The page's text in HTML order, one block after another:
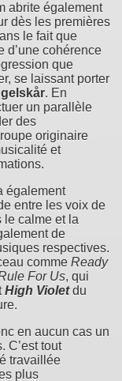
abrite également
dès les premières
le fait que
d’une cohérence
que
se laissant porter
. En
un parallèle
des
originaire
et
également
entre les voix de
le calme et la
de
respectives.
comme Ready
For Us, qui
High Violetdu
en aucun cas un
C’est tout
travaillée
plus